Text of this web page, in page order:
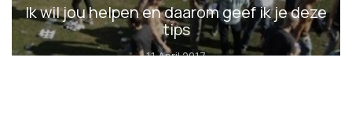
Ik wil jou helpen en daarom geef ik je deze
tips
11 April 2017